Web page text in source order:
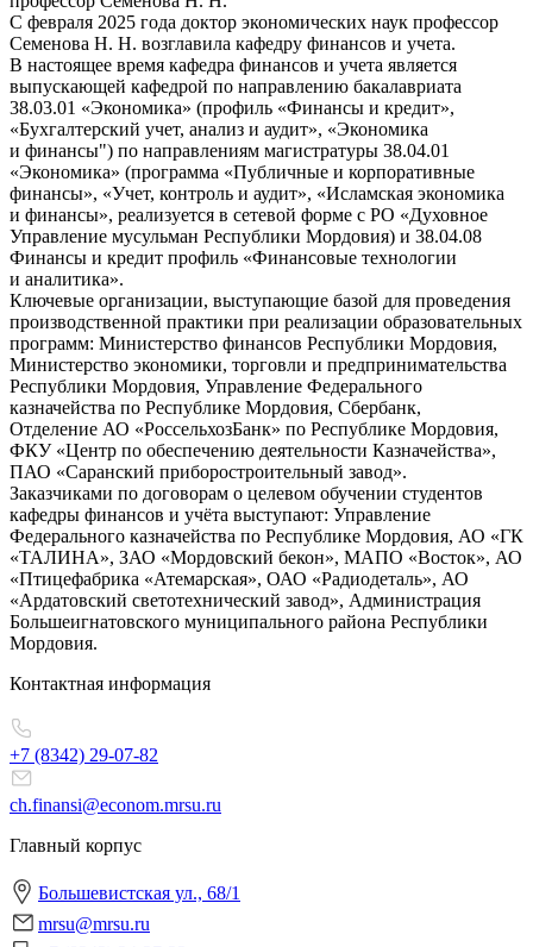
С февраля 2025 года доктор экономических наук профессор
Семенова Н. Н. возглавила кафедру финансов и учета.
В настоящее время кафедра финансов и учета является
выпускающей кафедрой по направлению бакалавриата
38.03.01 «Экономика» (профиль «Финансы и кредит»,
«Бухгалтерский учет, анализ и аудит», «Экономика
и финансы") по направлениям магистратуры 38.04.01
«Экономика» (программа «Публичные и корпоративные
финансы», «Учет, контроль и аудит», «Исламская экономика
и финансы», реализуется в сетевой форме с РО «Духовное
Управление мусульман Республики Мордовия) и 38.04.08
Финансы и кредит профиль «Финансовые технологии
и аналитика».
Ключевые организации, выступающие базой для проведения
производственной практики при реализации образовательных
программ: Министерство финансов Республики Мордовия,
Министерство экономики, торговли и предпринимательства
Республики Мордовия, Управление Федерального
казначейства по Республике Мордовия, Сбербанк,
Отделение АО «РоссельхозБанк» по Республике Мордовия,
ФКУ «Центр по обеспечению деятельности Казначейства»,
ПАО «Саранский приборостроительный завод».
Заказчиками по договорам о целевом обучении студентов
кафедры финансов и учёта выступают: Управление
Федерального казначейства по Республике Мордовия, АО «ГК
«ТАЛИНА», ЗАО «Мордовский бекон», МАПО «Восток», АО
«Птицефабрика «Атемарская», ОАО «Радиодеталь», АО
«Ардатовский светотехнический завод», Администрация
Большеигнатовского муниципального района Республики
Мордовия.
Контактная информация
+7 (8342) 29-07-82
ch.finansi@econom.mrsu.ru
Главный корпус
Большевистская ул., 68/1
mrsu@mrsu.ru